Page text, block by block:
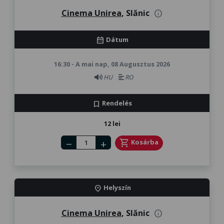
Cinema Unirea, Slănic info
calendar_month Dátum
16:30 - A mai nap, 08 Augusztus 2026
HU
RO
bookmark Rendelés
12 lei
Number of tickets
remove add shopping_cart Kosárba
location_on Helyszín
Cinema Unirea, Slănic info